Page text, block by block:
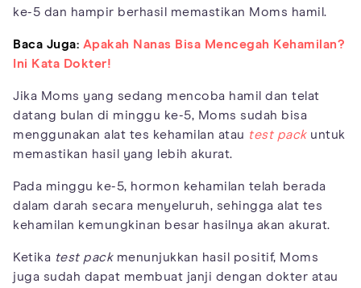
ke-5 dan hampir berhasil memastikan Moms hamil.
Baca Juga: Apakah Nanas Bisa Mencegah Kehamilan?
Ini Kata Dokter!
Jika Moms yang sedang mencoba hamil dan telat
datang bulan di minggu ke-5, Moms sudah bisa
menggunakan alat tes kehamilan atau test packuntuk
memastikan hasil yang lebih akurat.
Pada minggu ke-5, hormon kehamilan telah berada
dalam darah secara menyeluruh, sehingga alat tes
kehamilan kemungkinan besar hasilnya akan akurat.
Ketika test packmenunjukkan hasil positif, Moms
juga sudah dapat membuat janji dengan dokter atau